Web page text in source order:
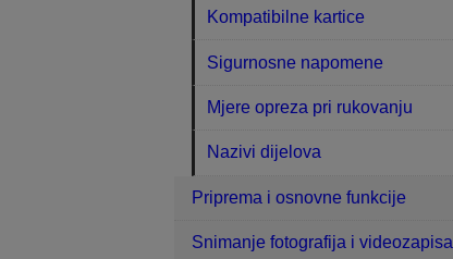
Kompatibilne kartice
Sigurnosne napomene
Mjere opreza pri rukovanju
Nazivi dijelova
Priprema i osnovne funkcije
Snimanje fotografija i videozapisa